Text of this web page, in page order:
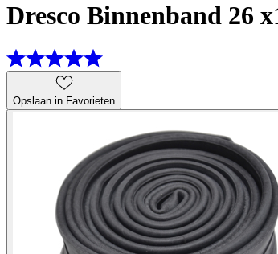
Dresco Binnenband 26
Opslaan in Favorieten